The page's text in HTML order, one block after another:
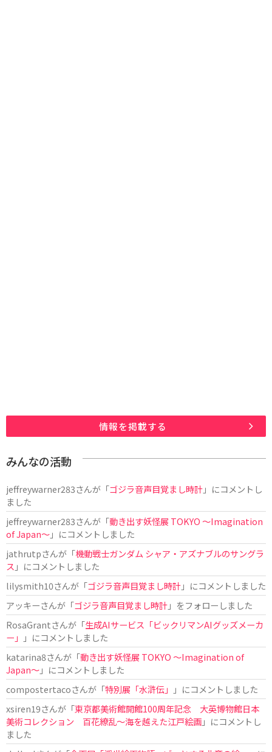
情報を掲載する
みんなの活動
jeffreywarner283さんが「ゴジラ音声目覚まし時計」にコメントし
ました
jeffreywarner283さんが「動き出す妖怪展 TOKYO 〜Imagination
of Japan〜」にコメントしました
jathrutpさんが「機動戦士ガンダム シャア・アズナブルのサングラ
ス 」にコメントしました
lilysmith10さんが「ゴジラ音声目覚まし時計」にコメントしました
アッキーさんが「ゴジラ音声目覚まし時計」をフォローしました
RosaGrantさんが「生成AIサービス「ビックリマンAIグッズメーカ
ー」
」にコメントしました
katarina8さんが「動き出す妖怪展 TOKYO 〜Imagination of
Japan〜」にコメントしました
compostertacoさんが「特別展「水滸伝」
」にコメントしました
xsiren19さんが「東京都美術館開館100周年記念 大英博物館日本
美術コレクション 百花繚乱～海を越えた江戸絵画」にコメントし
ました